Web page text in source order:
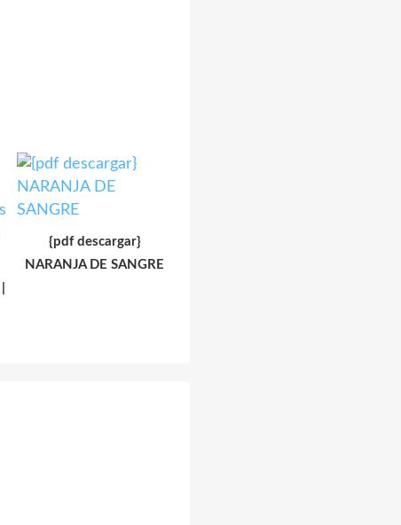
{pdf descargar}
NARANJA DE SANGRE